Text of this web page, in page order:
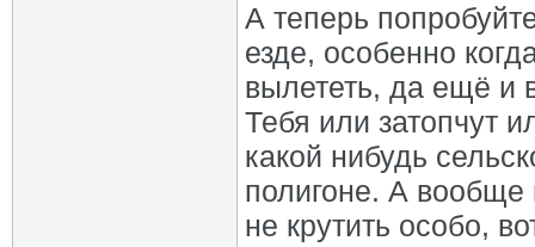
А теперь
езде, особенно
вылететь, да ещё и
Тебя или затопчут
какой нибудь
полигоне. А вообще
не крутить особо,